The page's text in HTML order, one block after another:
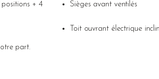
+ 4
Sièges avant ventilés
Toit ouvrant électrique
part.